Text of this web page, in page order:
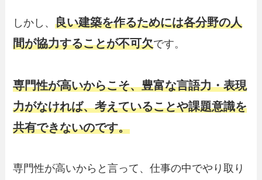
しかし、良い建築を作るためには各分野の人
間が協力することが不可欠です。
専門性が高いからこそ、豊富な言語力・表現
力がなければ、考えていることや課題意識を
共有できないのです。
専門性が高いからと言って、仕事の中でやり取り